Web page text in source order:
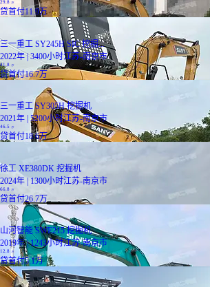
29.8 万
贷首付11.9万
三一重工 SY245H SIC 挖掘...
2022年 | 3400小时江苏-南京市
41.8
贷首付16.7万
三一重工 SY305H 挖掘机
2021年 | 5200小时江苏-南京市
46.5 万
贷首付18.6万
徐工 XE380DK 挖掘机
2024年 | 1300小时江苏-南京市
66.8
贷首付26.7万
山河智能 SWE215 挖掘机
2019年 | 1243小时江苏-南京市
12.8 万
贷首付5.1万